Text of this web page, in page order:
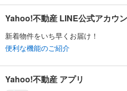
Yahoo!不動産 LINE公式アカウ
新着物件をいち早くお届け！
便利な機能のご紹介
Yahoo!不動産 アプリ